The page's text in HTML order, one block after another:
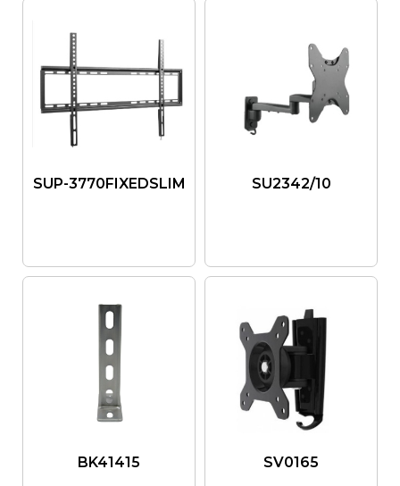
SUP-3770FIXEDSLIM SU2342/10
BK41415 SV0165